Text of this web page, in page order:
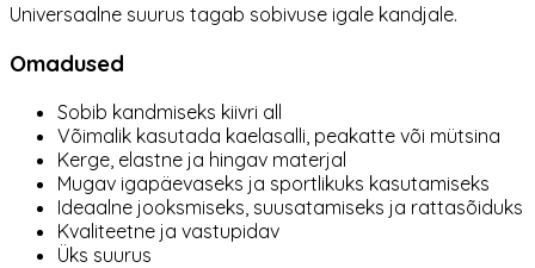
Universaalne suurus tagab sobivuse igale kandjale.
Omadused
Sobib kandmiseks kiivri all
Võimalik kasutada kaelasalli, peakatte või mütsina
Kerge, elastne ja hingav materjal
Mugav igapäevaseks ja sportlikuks kasutamiseks
Ideaalne jooksmiseks, suusatamiseks ja rattasõiduks
Kvaliteetne ja vastupidav
Üks suurus